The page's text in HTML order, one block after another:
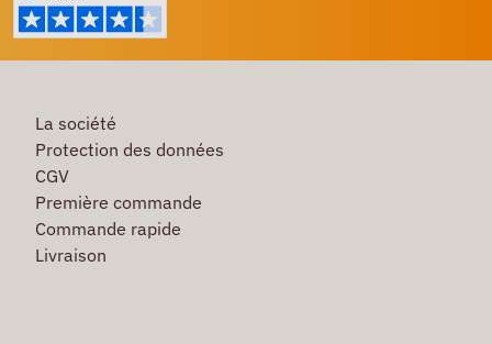
La société
Protection des données
CGV
Première commande
Commande rapide
Livraison